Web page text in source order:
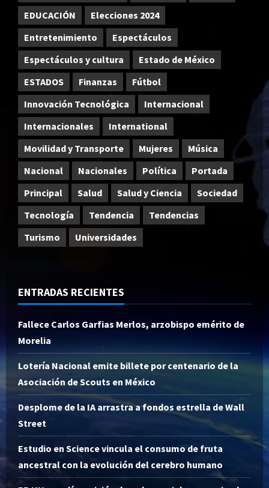
EDUCACIÓN
Elecciones 2024
Entretenimiento
Espectáculos
Espectáculos y cultura
Estado de México
ESTADOS
Finanzas
Fútbol
Innovación Tecnológica
Internacional
Internacionales
International
Movilidad y Transporte
Mujeres
Música
Nacional
Nacionales Política
Portada
Principal
Salud Salud y Ciencia
Sociedad
Tecnología
Tendencia
Tendencias
Turismo
Universidades
ENTRADAS RECIENTES
Fallece Carlos Garfias Merlos, arzobispo emérito de
Morelia
Lotería Nacional emite billete por centenario de la
Asociación de Scouts en México
Desplome de la IA arrastra a fondos estrella de Wall
Street
Estudio en Science vincula el consumo de fruta
ancestral con la evolución del cerebro humano